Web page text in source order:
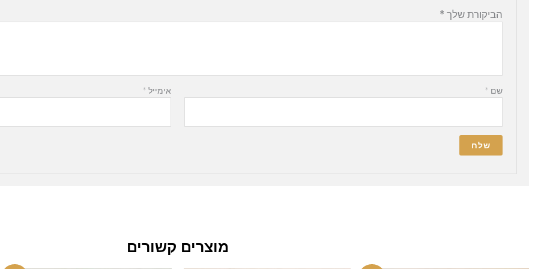
הביקורת שלך *
שם* אימייל *
מוצרים קשורים